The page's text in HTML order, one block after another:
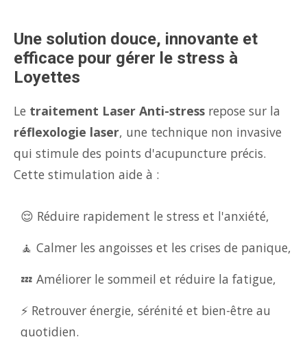
Une solution douce, innovante et
efficace pour gérer le stress à
Loyettes
Le traitement Laser Anti-stress repose sur la
réflexologie laser, une technique non invasive
qui stimule des points d'acupuncture précis.
Cette stimulation aide à :
😌 Réduire rapidement le stress et l'anxiété,
🧘 Calmer les angoisses et les crises de panique,
💤 Améliorer le sommeil et réduire la fatigue,
⚡ Retrouver énergie, sérénité et bien-être au
quotidien.